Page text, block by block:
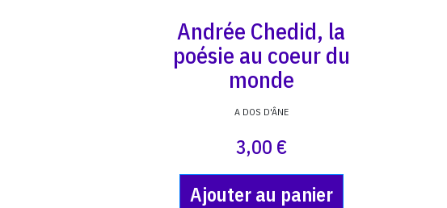
Andrée Chedid, la
poésie au coeur du
monde
A DOS D'ÂNE
3,00 €
Ajouter au panier